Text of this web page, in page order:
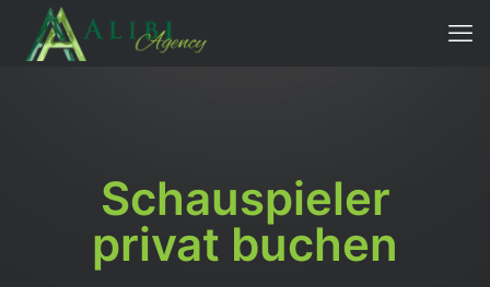
Schauspieler
privat buchen